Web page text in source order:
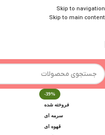
Skip to navigation
Skip to main content
-39%
فروخته شده
سرمه ای
قهوه ای